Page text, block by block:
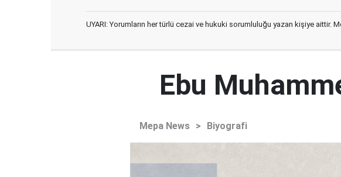
UYARI: Yorumların her türlü cezai ve hukuki sorumluluğu yazan kişiye aittir.
Ebu
Mepa News > Biyografi